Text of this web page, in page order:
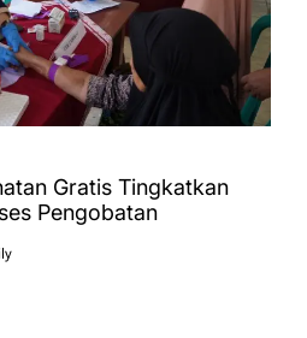
Gratis Tingkatkan
Pengobatan